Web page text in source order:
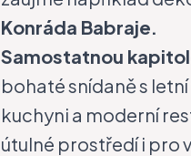
Konráda Babraje.
Samostatnou
bohaté snídaně s
kuchyni a moderní
útulné prostředí i pro